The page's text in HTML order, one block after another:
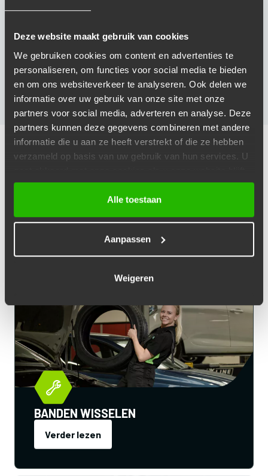
Deze website maakt gebruik van cookies
We gebruiken cookies om content en advertenties te
personaliseren, om functies voor social media te bieden
en om ons websiteverkeer te analyseren. Ook delen we
informatie over uw gebruik van onze site met onze
partners voor social media, adverteren en analyse. Deze
partners kunnen deze gegevens combineren met andere
informatie die u aan ze heeft verstrekt of die ze hebben
verzameld op basis van uw gebruik van hun services. U
gebruiken.
Alle toestaan
Aanpassen
Weigeren
PERSOONLIJK ADVIES EN MONTAGE
Kom langs bij één van onze garages voor persoonlijk advies,
een vrijblijvende bandencheck of vakkundige montage. We
zorgen dat je veilig én voor de juiste prijs de weg op gaat.
Vind een AutoProfijt in mijn buurt
Meer over bandenservice
BANDEN WISSELEN
Verder lezen